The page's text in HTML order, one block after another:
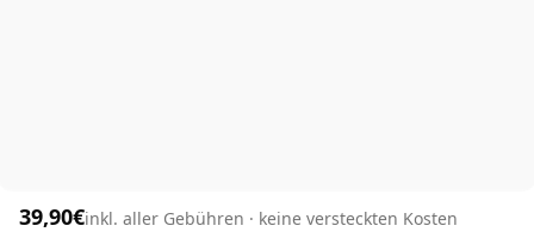
39,90€inkl. aller Gebühren · keine versteckten Kosten